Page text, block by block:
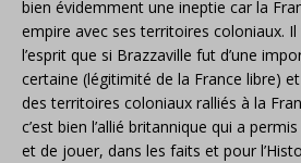
bien évidemment une ineptie car la
empire avec ses territoires coloniaux.
l’esprit que si Brazzaville fut d’une
certaine (légitimité de la France libre)
des territoires coloniaux ralliés à la
c’est bien l’allié britannique qui a
et de jouer, dans les faits et pour